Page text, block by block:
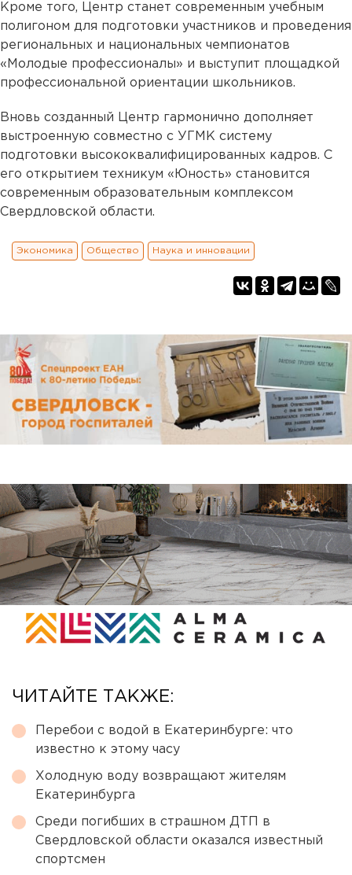
Кроме того, Центр станет современным учебным
полигоном для подготовки участников и проведения
региональных и национальных чемпионатов
«Молодые профессионалы» и выступит площадкой
профессиональной ориентации школьников.
Вновь созданный Центр гармонично дополняет
выстроенную совместно с УГМК систему
подготовки высококвалифицированных кадров. С
его открытием техникум «Юность» становится
современным образовательным комплексом
Свердловской области.
Экономика Общество Наука и инновации
ЧИТАЙТЕ ТАКЖЕ:
Перебои с водой в Екатеринбурге: что
известно к этому часу
Холодную воду возвращают жителям
Екатеринбурга
Среди погибших в страшном ДТП в
Свердловской области оказался известный
спортсмен